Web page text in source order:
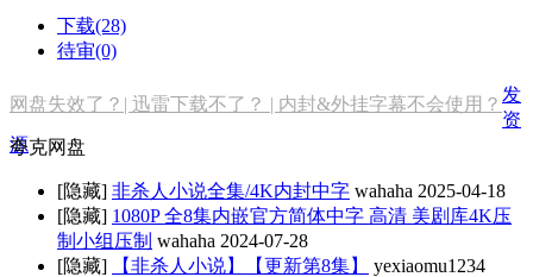
下载(28)
待审(0)
网盘失效了？| 迅雷下载不了？ | 内封&外挂字幕不会使用？ 发
资
源
夸克网盘
[隐藏] 非杀人小说全集/4K内封中字 wahaha 2025-04-18
[隐藏] 1080P 全8集内嵌官方简体中字 高清 美剧库4K压
制小组压制 wahaha 2024-07-28
[隐藏]
【非杀人小说】【更新第8集】
yexiaomu1234